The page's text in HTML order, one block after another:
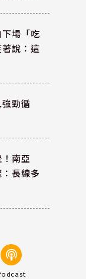
場「吃
說：這
勁循
南亞
長線多